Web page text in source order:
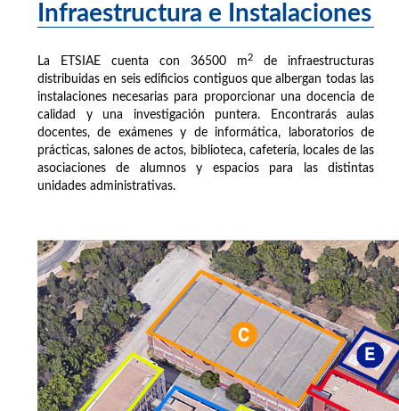
Infraestructura e Instalaciones
La ETSIAE cuenta con 36500 m2
de infraestructuras
distribuidas en seis edificios contiguos que albergan todas las
instalaciones necesarias para proporcionar una docencia de
calidad y una investigación puntera. Encontrarás aulas
docentes, de exámenes y de informática, laboratorios de
prácticas, salones de actos, biblioteca, cafetería, locales de las
asociaciones de alumnos y espacios para las distintas
unidades administrativas.